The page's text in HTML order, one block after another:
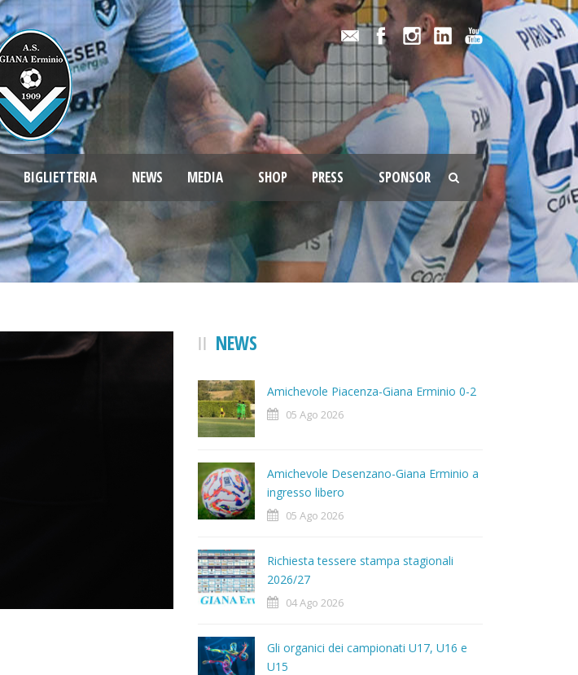
BIGLIETTERIA NEWS MEDIA SHOP PRESS SPONSOR
NEWS
Amichevole Piacenza-Giana Erminio 0-2
05 Ago 2026
Amichevole Desenzano-Giana Erminio a
ingresso libero
05 Ago 2026
Richiesta tessere stampa stagionali
2026/27
04 Ago 2026
Gli organici dei campionati U17, U16 e
U15